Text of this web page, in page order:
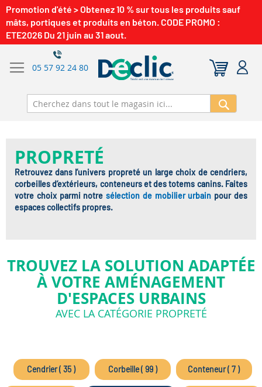
Promotion d'été > Obtenez 10 % sur tous les produits sauf
mâts, portiques et produits en béton. CODE PROMO :
ETE2026 Du 21 juin au 31 aout.
05 57 92 24 80
PROPRETÉ
Retrouvez dans l’univers propreté un large choix de cendriers,
corbeilles d’extérieurs, conteneurs et des totems canins. Faites
votre choix parmi notresélection de mobilier urbain pour des
espaces collectifs propres.
TROUVEZ LA SOLUTION ADAPTÉE
À VOTRE AMÉNAGEMENT
D'ESPACES URBAINS
AVEC LA CATÉGORIE PROPRETÉ
Cendrier ( 35 ) Corbeille ( 99 ) Conteneur ( 7 )